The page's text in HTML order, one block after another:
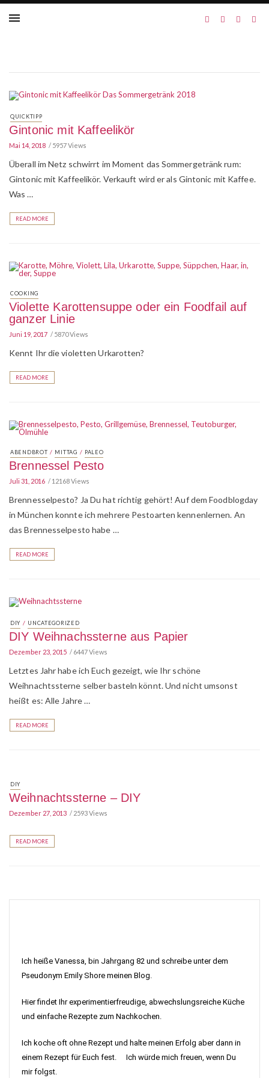
QUICKTIPP
Gintonic mit Kaffeelikör
Mai 14, 2018 5957 Views
Überall im Netz schwirrt im Moment das Sommergetränk rum:
Gintonic mit Kaffeelikör. Verkauft wird er als Gintonic mit Kaffee.
Was …
READ MORE
COOKING
Violette Karottensuppe oder ein Foodfail auf
ganzer Linie
Juni 19, 2017 5870 Views
Kennt Ihr die violetten Urkarotten?
READ MORE
ABENDBROT / MITTAG / PALEO
Brennessel Pesto
Juli 31, 2016 12168 Views
Brennesselpesto? Ja Du hat richtig gehört! Auf dem Foodblogday
in München konnte ich mehrere Pestoarten kennenlernen. An
das Brennesselpesto habe …
READ MORE
DIY / UNCATEGORIZED
DIY Weihnachssterne aus Papier
Dezember 23, 2015 6447 Views
Letztes Jahr habe ich Euch gezeigt, wie Ihr schöne
Weihnachtssterne selber basteln könnt. Und nicht umsonst
heißt es: Alle Jahre …
READ MORE
DIY
Weihnachtssterne – DIY
Dezember 27, 2013 2593 Views
READ MORE
Ich heiße Vanessa, bin Jahrgang 82 und schreibe unter dem
Pseudonym Emily Shore meinen Blog.
Hier findet Ihr experimentierfreudige, abwechslungsreiche Küche
und einfache Rezepte zum Nachkochen.
Ich koche oft ohne Rezept und halte meinen Erfolg aber dann in
einem Rezept für Euch fest. Ich würde mich freuen, wenn Du
mir folgst.